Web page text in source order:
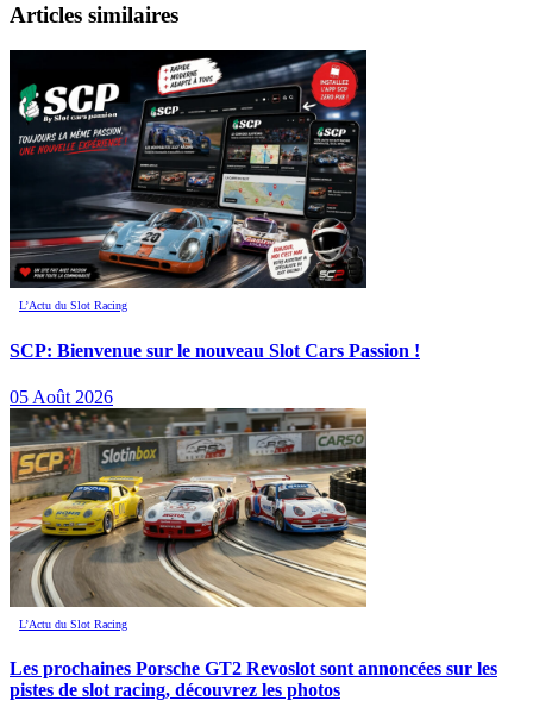
Articles similaires
L’Actu du Slot Racing
SCP: Bienvenue sur le nouveau Slot Cars Passion !
05 Août 2026
L’Actu du Slot Racing
Les prochaines Porsche GT2 Revoslot sont annoncées sur les
pistes de slot racing, découvrez les photos